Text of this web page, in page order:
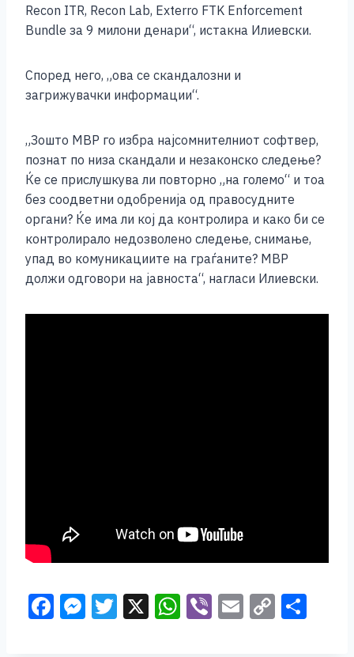
Recon ITR, Recon Lab, Exterro FTK Enforcement
Bundle за 9 милони денари“, истакна Илиевски.
Според него, „ова се скандалозни и
загрижувачки информации“.
„Зошто МВР го избра најсомнителниот софтвер,
познат по низа скандали и незаконско следење?
Ќе се прислушкува ли повторно „на големо“ и тоа
без соодветни одобренија од правосудните
органи? Ќе има ли кој да контролира и како би се
контролирало недозволено следење, снимање,
упад во комуникациите на граѓаните? МВР
должи одговори на јавноста“, нагласи Илиевски.
F M T X W Vi E C